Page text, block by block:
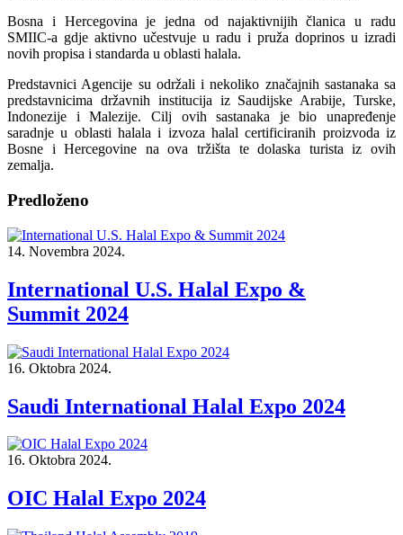
Bosna i Hercegovina je jedna od najaktivnijih članica u radu
SMIIC-a gdje aktivno učestvuje u radu i pruža doprinos u izradi
novih propisa i standarda u oblasti halala.
Predstavnici Agencije su održali i nekoliko značajnih sastanaka sa
predstavnicima državnih institucija iz Saudijske Arabije, Turske,
Indonezije i Malezije. Cilj ovih sastanaka je bio unapređenje
saradnje u oblasti halala i izvoza halal certificiranih proizvoda iz
Bosne i Hercegovine na ova tržišta te dolaska turista iz ovih
zemalja.
Predloženo
14. Novembra 2024.
International U.S. Halal Expo &
Summit 2024
16. Oktobra 2024.
Saudi International Halal Expo 2024
16. Oktobra 2024.
OIC Halal Expo 2024